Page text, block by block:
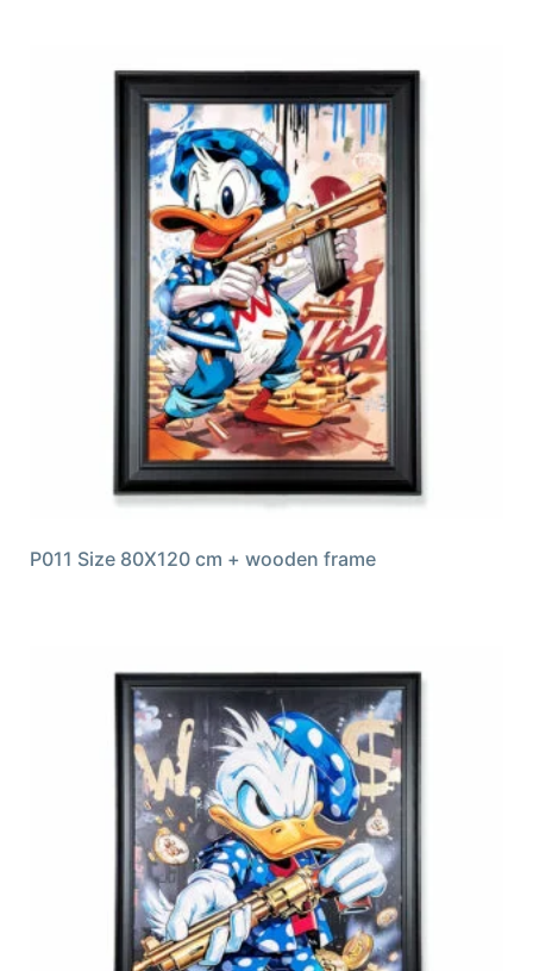
P011 Size 80X120 cm + wooden frame